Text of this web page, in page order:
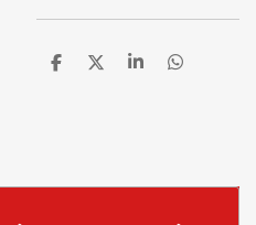
D
D
S
D